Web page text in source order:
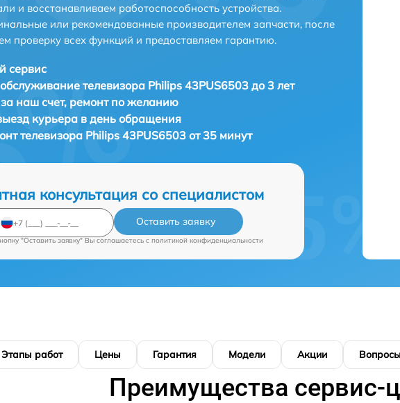
и восстанавливаем работоспособность устройства.
или рекомендованные производителем запчасти, после
проверку всех функций и предоставляем гарантию.
сервис
телевизора Philips 43PUS6503 до 3 лет
наш счет, ремонт по желанию
курьера в день обращения
телевизора Philips 43PUS6503 от 35 минут
консультация со специалистом
Оставить заявку
"Оставить заявку" Вы соглашаетесь c политикой конфиденциальности
Этапы работ Цены Гарантия Модели Акции Вопросы
Преимущества сервис-